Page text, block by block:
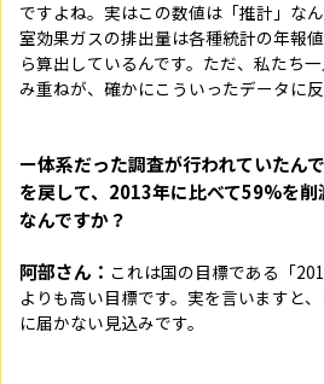
ですよね。実はこの数値は「推計」な
室効果ガスの排出量は各種統計の年報
ら算出しているんです。ただ、私たち
み重ねが、確かにこういったデータに反
ー体系だった調査が行われていたん
を戻して、2013年に比べて59%を
なんですか？
阿部さん： これは国の目標である「
よりも高い目標です。実を言いますと
に届かない見込みです。